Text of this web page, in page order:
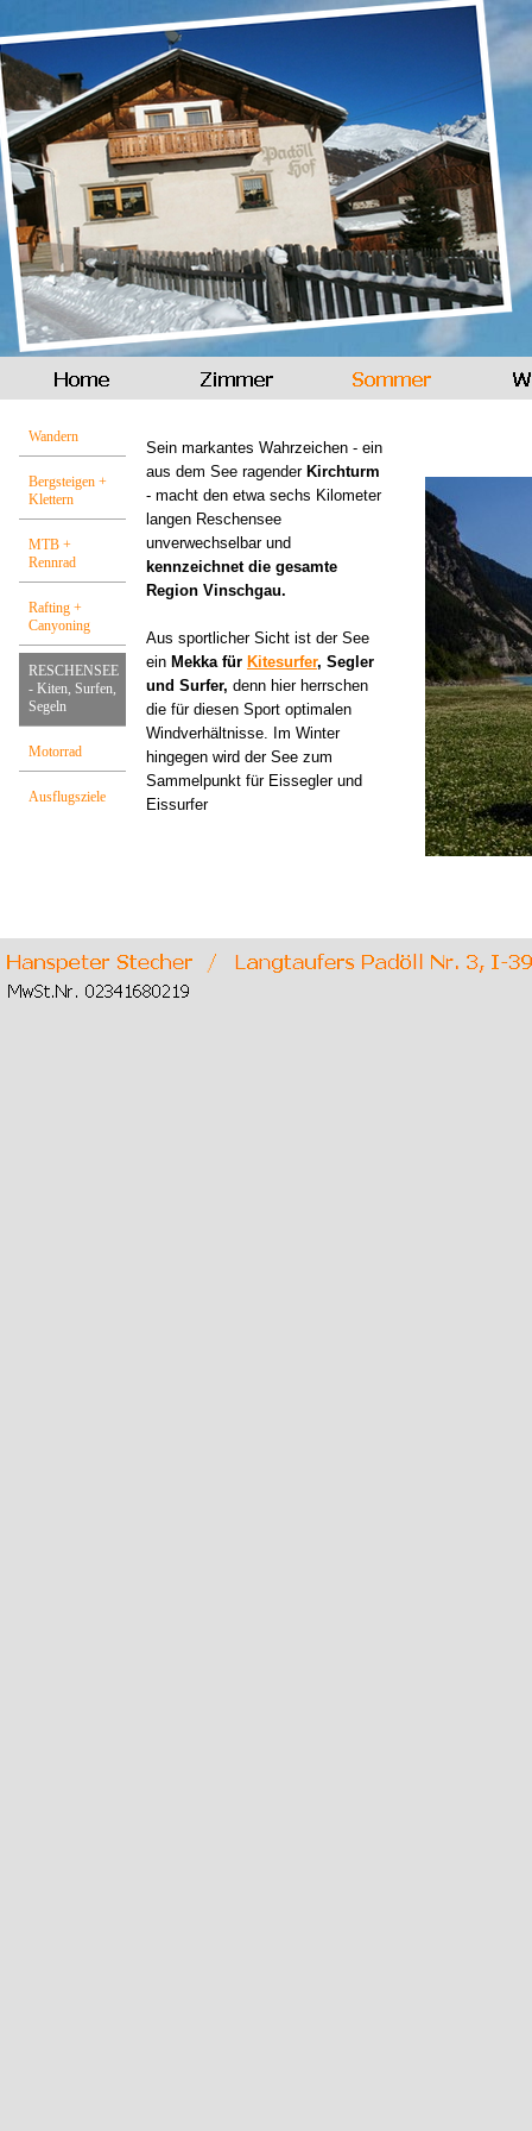
Wandern
Bergsteigen +
Klettern
MTB +
Rennrad
Rafting +
Canyoning
RESCHENSEE
- Kiten, Surfen,
Segeln
Motorrad
Ausflugsziele
Sein markantes Wahrzeichen - ein
aus dem See ragender Kirchturm
- macht den etwa sechs Kilometer
langen Reschensee
unverwechselbar und
kennzeichnet die gesamte
Region Vinschgau.
Aus sportlicher Sicht ist der See
ein Mekka für Kitesurfer, Segler
und Surfer, denn hier herrschen
die für diesen Sport optimalen
Windverhältnisse. Im Winter
hingegen wird der See zum
Sammelpunkt für Eissegler und
Eissurfer